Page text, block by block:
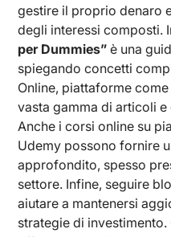
gestire il proprio denaro
degli interessi composti.
per Dummies” è una
spiegando concetti
Online, piattaforme
vasta gamma di articoli
Anche i corsi online su
Udemy possono fornire
approfondito, spesso
settore. Infine, seguire
aiutare a mantenersi
strategie di